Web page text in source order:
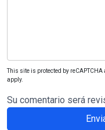
This site is protected by reCAPTCHA
apply.
Su comentario será